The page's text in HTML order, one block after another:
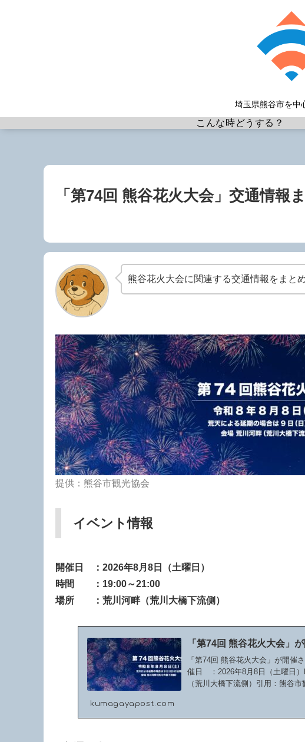
埼玉県熊谷市を中
こんな時どうする？
「第74回 熊谷花火大会」交通情報
熊谷花火大会に関連する交通情報をまと
提供：熊谷市観光協会
イベント情報
開催日 ：2026年8月8日（土曜日）
時間 ：19:00～21:00
場所 ： 荒川河畔（荒川大橋下流側）
「第74回 熊谷花火大会」
「第74回 熊谷花火大会」が開催
催日 ：2026年8月8日（土曜
（荒川大橋下流側）引用：熊谷
kumagayapost.com